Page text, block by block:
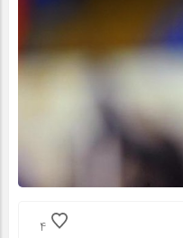
4